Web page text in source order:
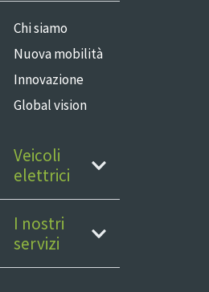
Chi siamo
Nuova mobilità
Innovazione
Global vision
Veicoli
elettrici
I nostri
servizi